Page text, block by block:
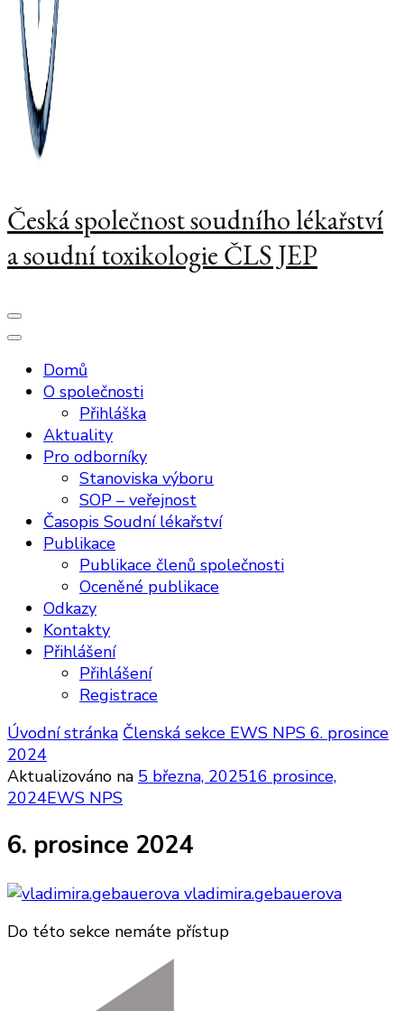
Česká společnost soudního lékařství
a soudní toxikologie ČLS JEP
Domů
O společnosti
Přihláška
Aktuality
Pro odborníky
Stanoviska výboru
SOP – veřejnost
Časopis Soudní lékařství
Publikace
Publikace členů společnosti
Oceněné publikace
Odkazy
Kontakty
Přihlášení
Přihlášení
Registrace
Úvodní stránka Členská sekce EWS NPS 6. prosince
2024
Aktualizováno na 5 března, 202516 prosince,
2024EWS NPS
6. prosince 2024
vladimira.gebauerova
Do této sekce nemáte přístup